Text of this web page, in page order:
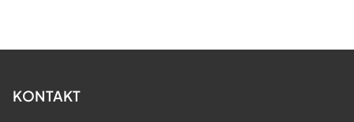
KONTAKT